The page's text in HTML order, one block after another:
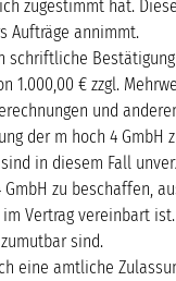
zugestimmt hat.
Aufträge annimmt.
schriftliche
1.000,00 € zzgl.
und
der m hoch 4
in diesem Fall
zu beschaffen,
Vertrag vereinbart ist.
sind.
eine amtliche